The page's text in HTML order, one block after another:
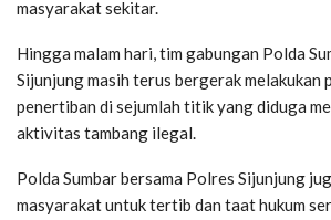
masyarakat sekitar.
Hingga malam hari, tim gabungan Polda
Sijunjung masih terus bergerak melakukan
penertiban di sejumlah titik yang diduga
aktivitas tambang ilegal.
Polda Sumbar bersama Polres Sijunjung
masyarakat untuk tertib dan taat hukum